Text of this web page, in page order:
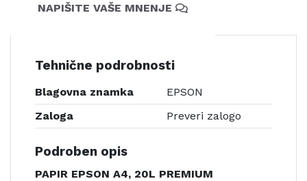
NAPIŠITE VAŠE MNENJE
Tehnične podrobnosti
Blagovna znamka
EPSON
Zaloga
Preveri zalogo
Podroben opis
PAPIR EPSON A4, 20L PREMIUM